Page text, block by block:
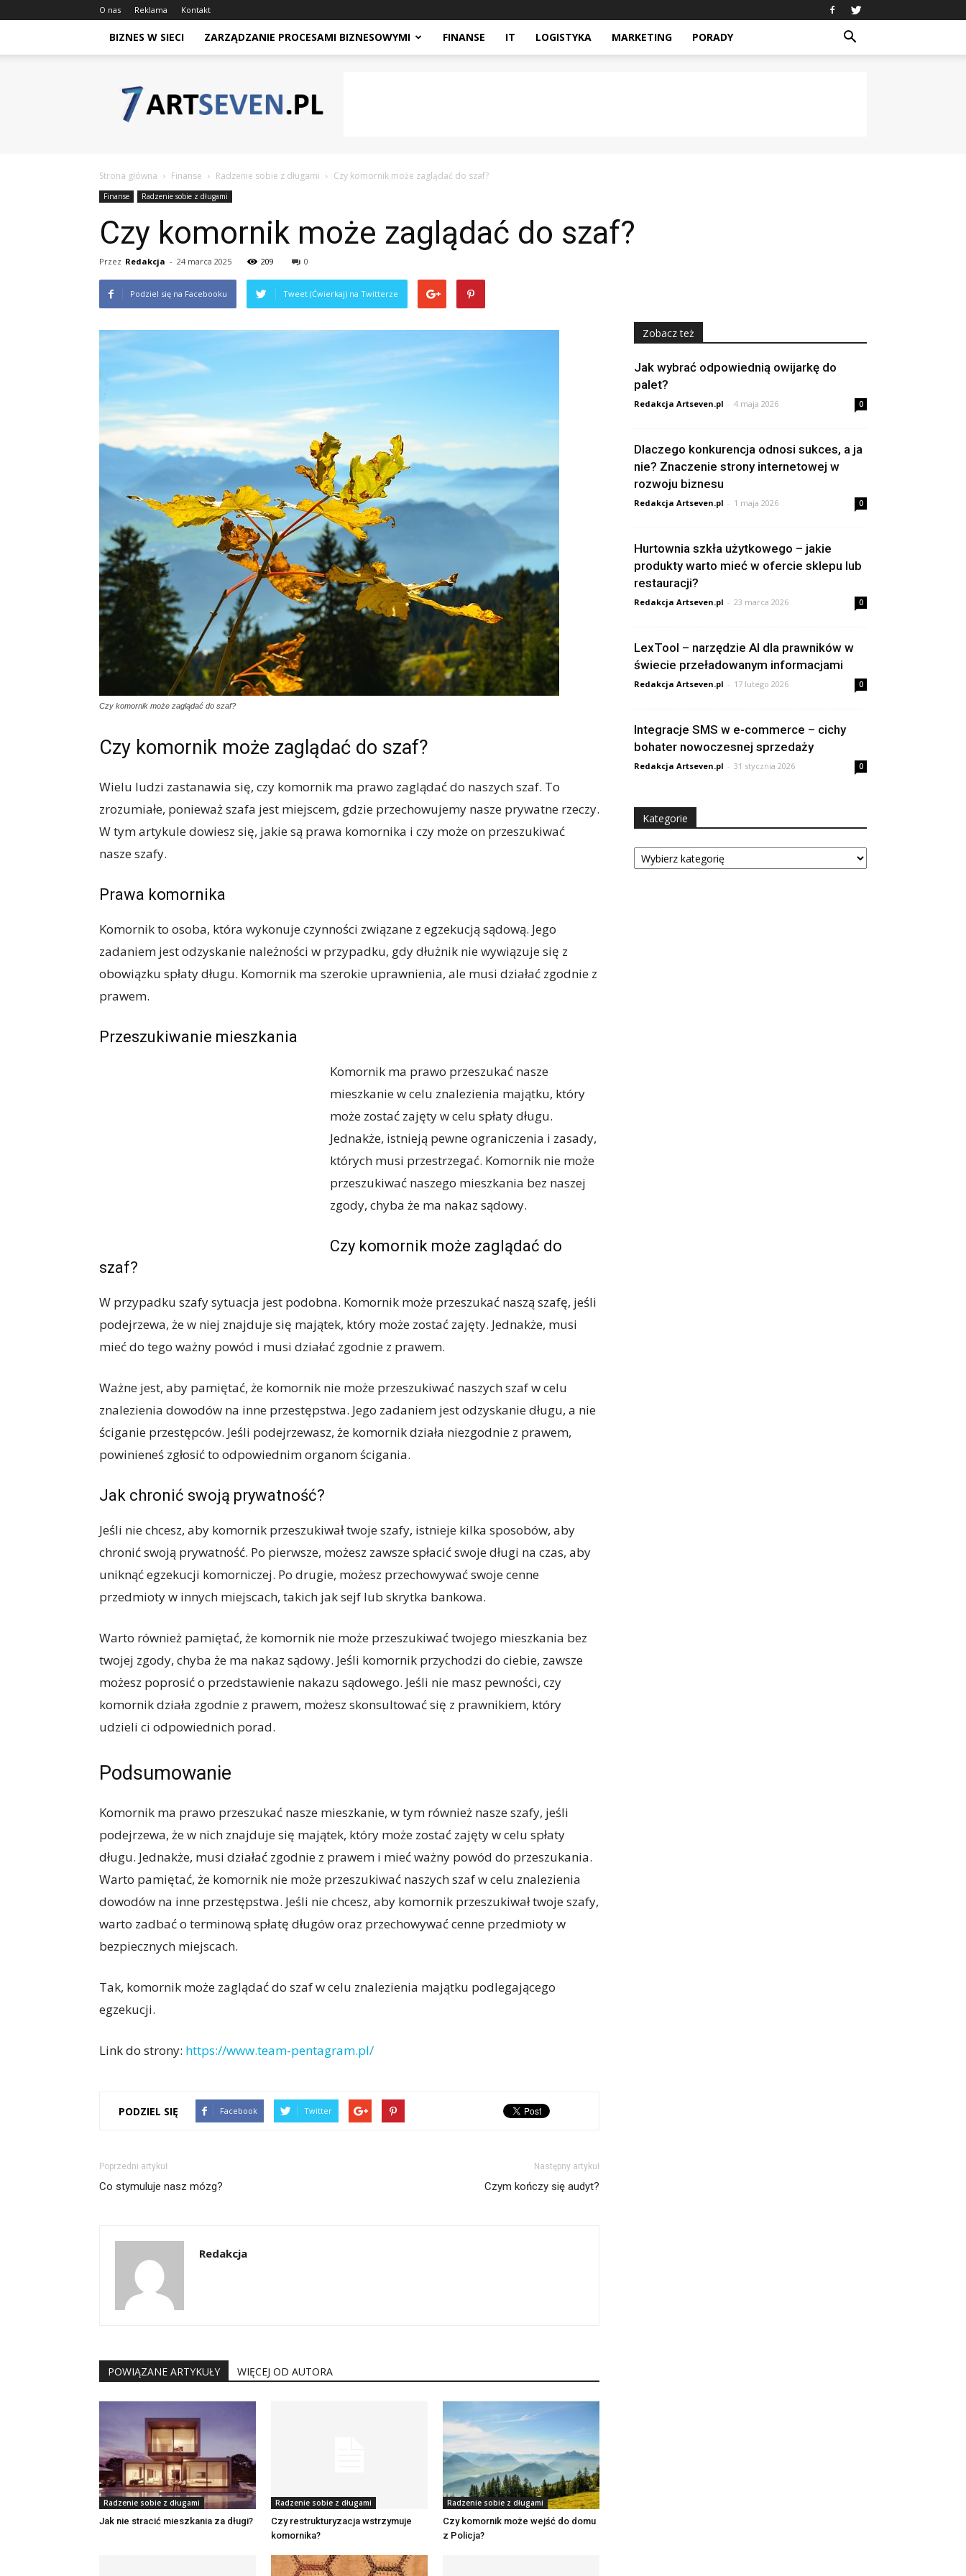
O nas Reklama Kontakt
BIZNES W SIECI ZARZĄDZANIE PROCESAMI BIZNESOWYMI FINANSE IT LOGISTYKA MARKETING PORADY
Strona główna Finanse Radzenie sobie z długami Czy komornik może zaglądać do szaf?
Finanse Radzenie sobie z długami
Czy komornik może zaglądać do szaf?
Przez Redakcja - 24 marca 2025 209 0
Podziel się na Facebooku Tweet (Ćwierkaj) na Twitterze
Czy komornik może zaglądać do szaf?
Czy komornik może zaglądać do szaf?
Wielu ludzi zastanawia się, czy komornik ma prawo zaglądać do naszych szaf. To
zrozumiałe, ponieważ szafa jest miejscem, gdzie przechowujemy nasze prywatne rzeczy.
W tym artykule dowiesz się, jakie są prawa komornika i czy może on przeszukiwać
nasze szafy.
Prawa komornika
Komornik to osoba, która wykonuje czynności związane z egzekucją sądową. Jego
zadaniem jest odzyskanie należności w przypadku, gdy dłużnik nie wywiązuje się z
obowiązku spłaty długu. Komornik ma szerokie uprawnienia, ale musi działać zgodnie z
prawem.
Przeszukiwanie mieszkania
Komornik ma prawo przeszukać nasze
mieszkanie w celu znalezienia majątku, który
może zostać zajęty w celu spłaty długu.
Jednakże, istnieją pewne ograniczenia i zasady,
których musi przestrzegać. Komornik nie może
przeszukiwać naszego mieszkania bez naszej
zgody, chyba że ma nakaz sądowy.
Czy komornik może zaglądać do
szaf?
W przypadku szafy sytuacja jest podobna. Komornik może przeszukać naszą szafę, jeśli
podejrzewa, że w niej znajduje się majątek, który może zostać zajęty. Jednakże, musi
mieć do tego ważny powód i musi działać zgodnie z prawem.
Ważne jest, aby pamiętać, że komornik nie może przeszukiwać naszych szaf w celu
znalezienia dowodów na inne przestępstwa. Jego zadaniem jest odzyskanie długu, a nie
ściganie przestępców. Jeśli podejrzewasz, że komornik działa niezgodnie z prawem,
powinieneś zgłosić to odpowiednim organom ścigania.
Jak chronić swoją prywatność?
Jeśli nie chcesz, aby komornik przeszukiwał twoje szafy, istnieje kilka sposobów, aby
chronić swoją prywatność. Po pierwsze, możesz zawsze spłacić swoje długi na czas, aby
uniknąć egzekucji komorniczej. Po drugie, możesz przechowywać swoje cenne
przedmioty w innych miejscach, takich jak sejf lub skrytka bankowa.
Warto również pamiętać, że komornik nie może przeszukiwać twojego mieszkania bez
twojej zgody, chyba że ma nakaz sądowy. Jeśli komornik przychodzi do ciebie, zawsze
możesz poprosić o przedstawienie nakazu sądowego. Jeśli nie masz pewności, czy
komornik działa zgodnie z prawem, możesz skonsultować się z prawnikiem, który
udzieli ci odpowiednich porad.
Podsumowanie
Komornik ma prawo przeszukać nasze mieszkanie, w tym również nasze szafy, jeśli
podejrzewa, że w nich znajduje się majątek, który może zostać zajęty w celu spłaty
długu. Jednakże, musi działać zgodnie z prawem i mieć ważny powód do przeszukania.
Warto pamiętać, że komornik nie może przeszukiwać naszych szaf w celu znalezienia
dowodów na inne przestępstwa. Jeśli nie chcesz, aby komornik przeszukiwał twoje szafy,
warto zadbać o terminową spłatę długów oraz przechowywać cenne przedmioty w
bezpiecznych miejscach.
Tak, komornik może zaglądać do szaf w celu znalezienia majątku podlegającego
egzekucji.
Link do strony: https://www.team-pentagram.pl/
PODZIEL SIĘ Facebook Twitter
Poprzedni artykuł
Co stymuluje nasz mózg?
Następny artykuł
Czym kończy się audyt?
Redakcja
POWIĄZANE ARTYKUŁY WIĘCEJ OD AUTORA
Radzenie sobie z długami
Jak nie stracić mieszkania za długi?
Radzenie sobie z długami
Czy restrukturyzacja wstrzymuje
komornika?
Radzenie sobie z długami
Czy komornik może wejść do domu
z Policja?
Zobacz też
Jak wybrać odpowiednią owijarkę do
palet?
Redakcja Artseven.pl - 4 maja 2026 0
Dlaczego konkurencja odnosi sukces, a ja
nie? Znaczenie strony internetowej w
rozwoju biznesu
Redakcja Artseven.pl - 1 maja 2026 0
Hurtownia szkła użytkowego – jakie
produkty warto mieć w ofercie sklepu lub
restauracji?
Redakcja Artseven.pl - 23 marca 2026 0
LexTool – narzędzie AI dla prawników w
świecie przeładowanym informacjami
Redakcja Artseven.pl - 17 lutego 2026 0
Integracje SMS w e-commerce – cichy
bohater nowoczesnej sprzedaży
Redakcja Artseven.pl - 31 stycznia 2026 0
Kategorie
Kategorie